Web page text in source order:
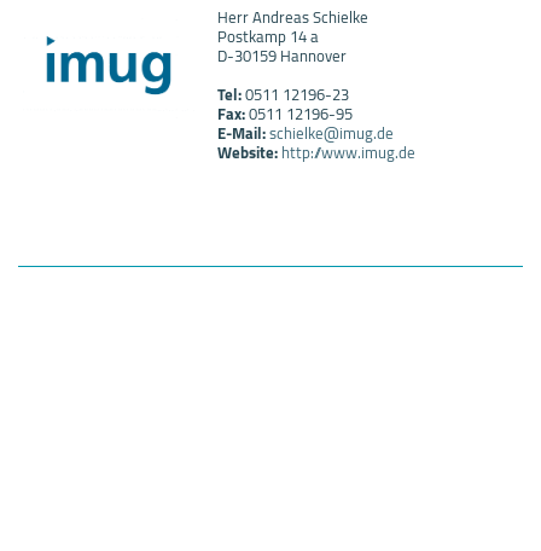
Herr Andreas Schielke
Postkamp 14 a
D-30159 Hannover
Tel:0511 12196-23
Fax:0511 12196-95
E-Mail:schielke@imug.de
Website:http://www.imug.de